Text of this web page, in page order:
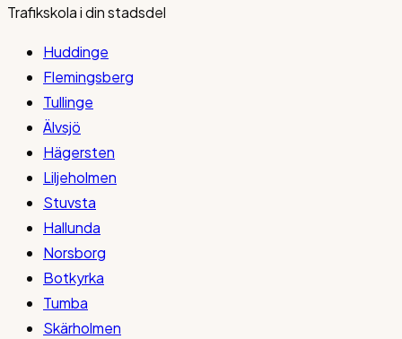
Trafikskola i din stadsdel
Huddinge
Flemingsberg
Tullinge
Älvsjö
Hägersten
Liljeholmen
Stuvsta
Hallunda
Norsborg
Botkyrka
Tumba
Skärholmen